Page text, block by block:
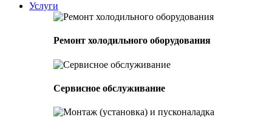
Услуги
Ремонт холодильного оборудования
Сервисное обслуживание